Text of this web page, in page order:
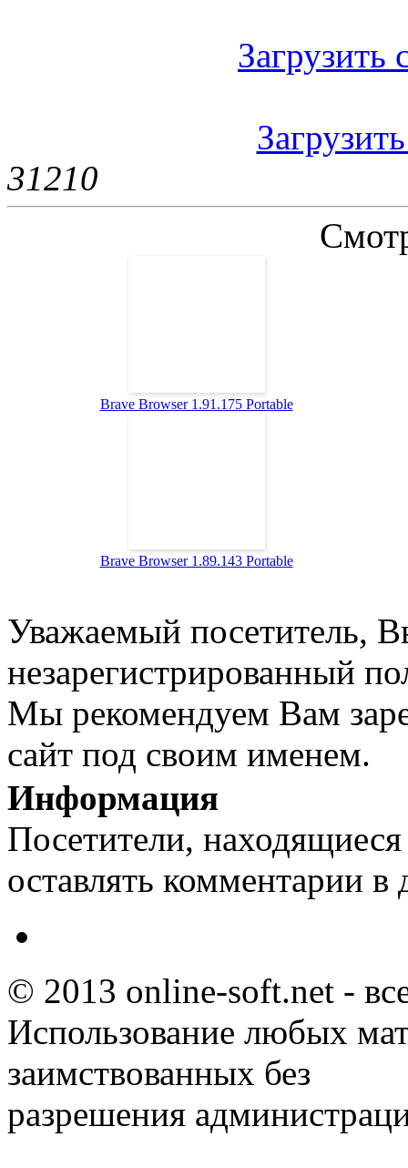
Загрузить
31210
Brave Browser 1.91.175 Portable
Brave Browser 1.89.143 Portable
Уважаемый посетитель,
незарегистрированный
Мы рекомендуем Вам
сайт под своим именем.
Информация
Посетители,
оставлять комментарии в
© 2013 online-soft.net -
Использование любых
заимствованных без
разрешения